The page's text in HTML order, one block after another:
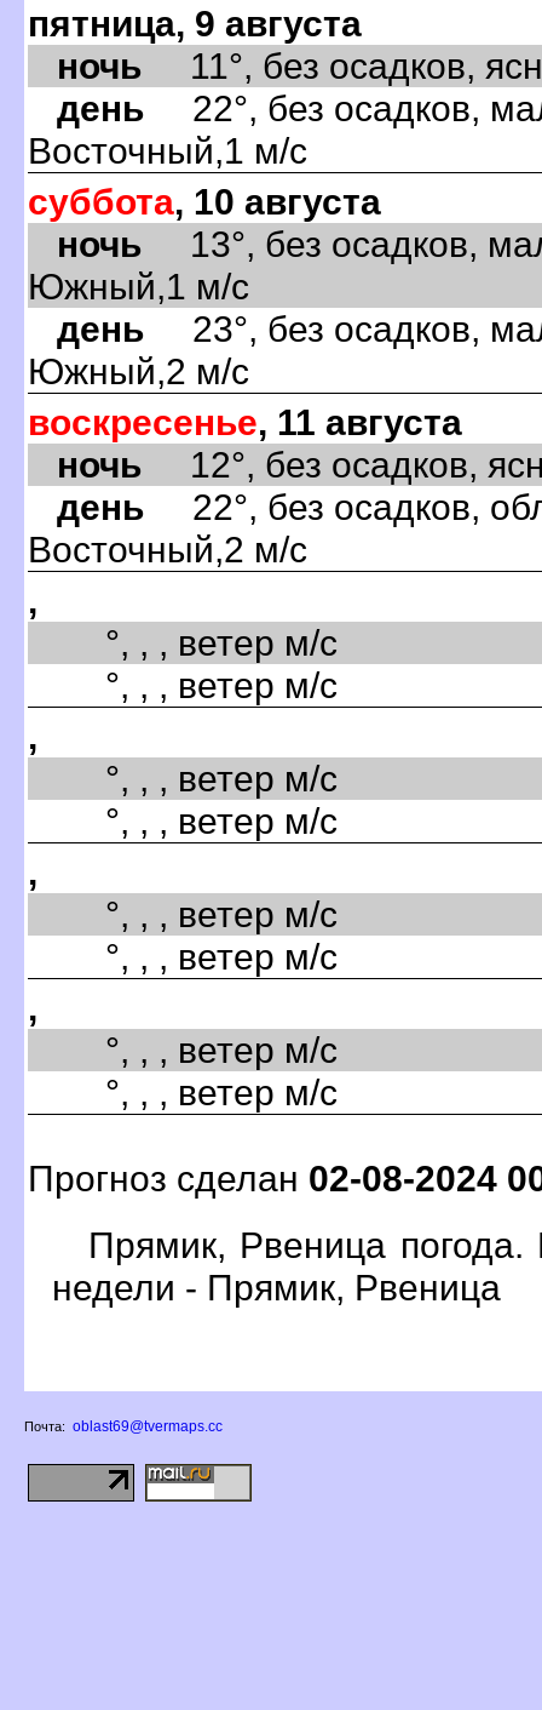
пятница, 9 августа
ночь 11°, без осадков,
день 22°, без осадков,
Восточный,1 м/с
суббота, 10 августа
ночь 13°, без осадков,
Южный,1 м/с
день 23°, без осадков,
Южный,2 м/с
воскресенье, 11 августа
ночь 12°, без осадков,
день 22°, без осадков,
Восточный,2 м/с
,
°, , , ветер м/с
°, , , ветер м/с
,
°, , , ветер м/с
°, , , ветер м/с
,
°, , , ветер м/с
°, , , ветер м/с
,
°, , , ветер м/с
°, , , ветер м/с
Прогноз сделан 02-08-2024
Прямик, Рвеница
недели - Прямик, Рвеница
Почта: oblast69@tvermaps.cc